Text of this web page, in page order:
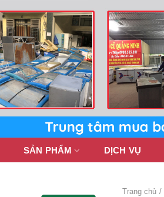
SẢN PHẨM DỊCH VỤ
Trang chủ